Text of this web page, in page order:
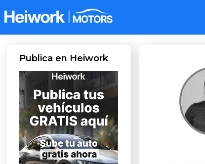
Publica en Heiwork